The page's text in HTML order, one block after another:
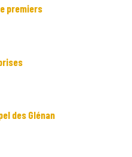
premiers
des Glénan